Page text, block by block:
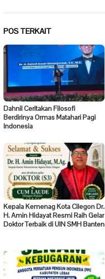
POS TERKAIT
Dahnil Ceritakan Filosofi
Berdirinya Ormas Matahari Pagi
Indonesia
Kepala Kemenag Kota Cilegon Dr.
H. Amin Hidayat Resmi Raih Gelar
Doktor Terbaik di UIN SMH Banten